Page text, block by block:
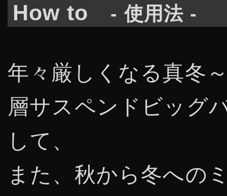
How to - 使用法 -
年々厳しくなる真冬
層サスペンドビッグ
して、
また、秋から冬への